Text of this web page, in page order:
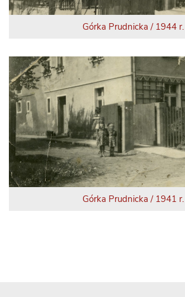
Górka Prudnicka / 1944 r.
Górka Prudnicka / 1941 r.